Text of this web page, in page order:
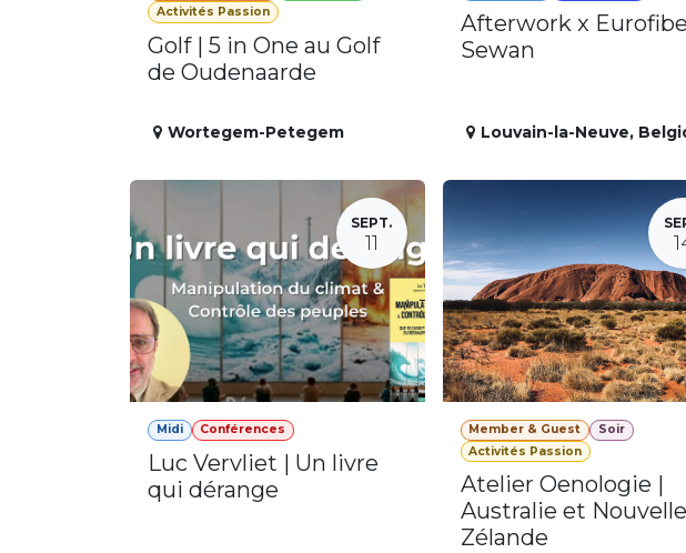
Activités Passion
Golf | 5 in One au Golf
de Oudenaarde
Wortegem-Petegem
Afterwork x
Sewan
Louvain-la-Neuve,
SEPT.
11
Midi Conférences
Luc Vervliet | Un livre
qui dérange
Member & Guest
Soir
Activités Passion
Atelier Oenologie |
Australie et
Zélande